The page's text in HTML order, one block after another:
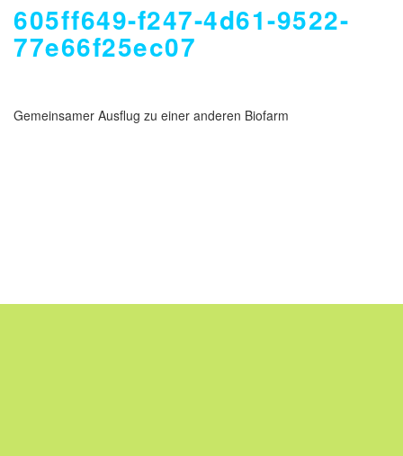
605ff649-f247-4d61-9522-
77e66f25ec07
Gemeinsamer Ausflug zu einer anderen Biofarm